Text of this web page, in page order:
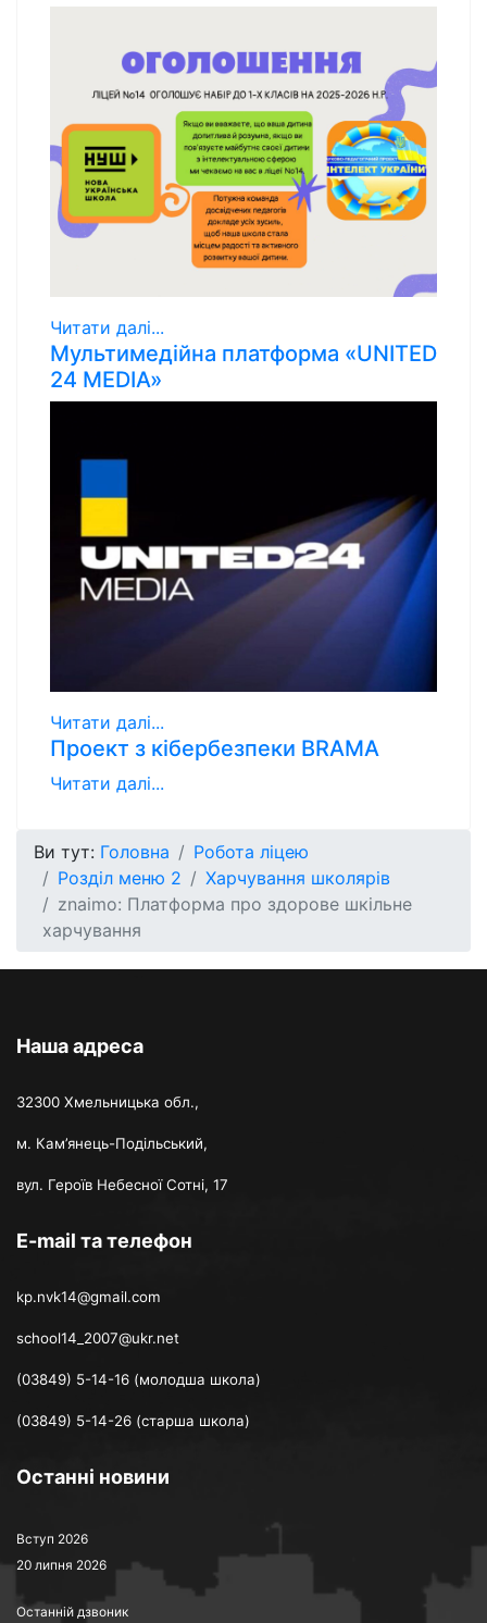
Читати далі...
Мультимедійна платформа «UNITED
24 MEDIA»
Читати далі...
Проект з кібербезпеки BRAMA
Читати далі...
Ви тут: Головна
Робота ліцею
Розділ меню 2
Харчування школярів
znaimo: Платформа про здорове шкільне
харчування
Наша адреса
32300 Хмельницька обл.,
м. Кам’янець-Подільський,
вул. Героїв Небесної Сотні, 17
E-mail та телефон
kp.nvk14@gmail.com
school14_2007@ukr.net
(03849) 5-14-16 (молодша школа)
(03849) 5-14-26 (старша школа)
Останні новини
Вступ 2026
20 липня 2026
Останній дзвоник